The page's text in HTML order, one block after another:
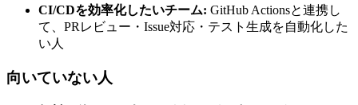
CI/CDを効率化したいチーム: GitHub Actionsと連携し
て、PRレビュー・Issue対応・テスト生成を自動化した
い人
向いていない人